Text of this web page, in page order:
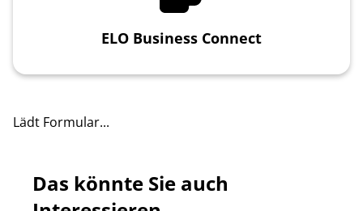
ELO Business Connect
Lädt Formular...
Das könnte Sie auch